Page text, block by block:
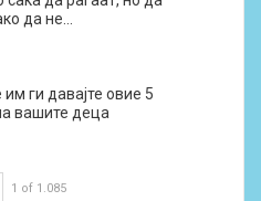
да не…
ги давајте овие 5
вашите деца
1 of 1.085